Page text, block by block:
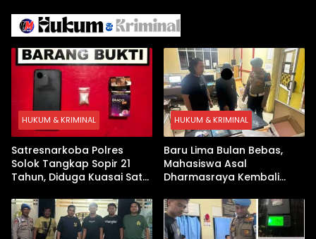
Arab
HUKUM & KRIMINAL
Satresnarkoba Polres
Solok Tangkap Sopir 21
Tahun, Diduga Kuasai Satu
HUKUM & KRIMINAL
Baru Lima Bulan Bebas,
Mahasiswa Asal
Dharmasraya Kembali